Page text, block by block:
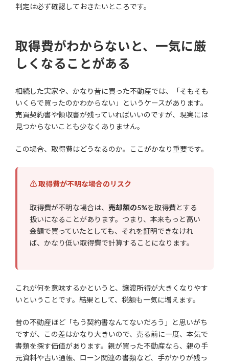
判定は必ず確認しておきたいところです。
取得費がわからないと、一気に厳
しくなることがある
相続した実家や、かなり昔に買った不動産では、「そもそも
いくらで買ったのかわからない」というケースがあります。
売買契約書や領収書が残っていればいいのですが、現実には
見つからないことも少なくありません。
この場合、取得費はどうなるのか。ここがかなり重要です。
⚠ 取得費が不明な場合のリスク
取得費が不明な場合は、 売却額の5%を取得費とする
扱いになることがあります。つまり、本来もっと高い
金額で買っていたとしても、それを証明できなけれ
ば、かなり低い取得費で計算することになります。
これが何を意味するかというと、譲渡所得が大きくなりやす
いということです。結果として、税額も一気に増えます。
昔の不動産ほど「もう契約書なんてないだろう」と思いがち
ですが、この差はかなり大きいので、売る前に一度、本気で
書類を探す価値があります。親が買った不動産なら、親の手
元資料や古い通帳、ローン関連の書類など、手がかりが残っ